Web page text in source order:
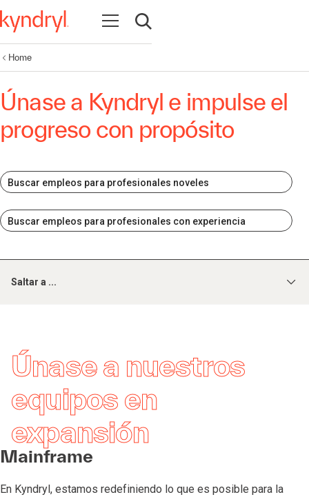
Abrir navegación
Abrir búsqueda
Home
Únase a Kyndryl e impulse el
progreso con propósito
Buscar empleos para profesionales noveles
Buscar empleos para profesionales con experiencia
Saltar a ...
Únase a nuestros
equipos en
expansión
Mainframe
En Kyndryl, estamos redefiniendo lo que es posible para la